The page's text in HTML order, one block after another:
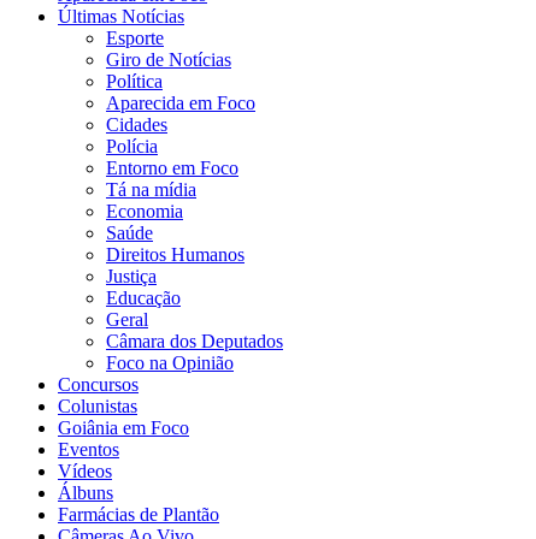
Últimas Notícias
Esporte
Giro de Notícias
Política
Aparecida em Foco
Cidades
Polícia
Entorno em Foco
Tá na mídia
Economia
Saúde
Direitos Humanos
Justiça
Educação
Geral
Câmara dos Deputados
Foco na Opinião
Concursos
Colunistas
Goiânia em Foco
Eventos
Vídeos
Álbuns
Farmácias de Plantão